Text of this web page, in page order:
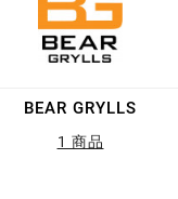
BEAR GRYLLS
1 商品